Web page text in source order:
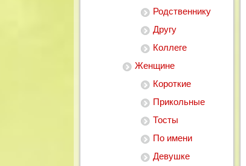
Родственнику
Другу
Коллеге
Женщине
Короткие
Прикольные
Тосты
По имени
Девушке